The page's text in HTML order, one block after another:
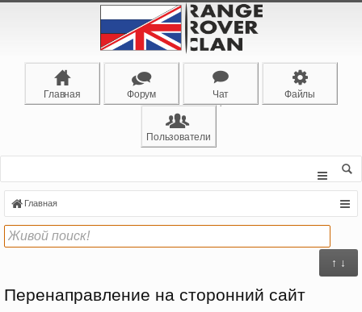
Главная Форум Чат Файлы
Пользователи
Главная
↑ ↓
Перенаправление на сторонний сайт